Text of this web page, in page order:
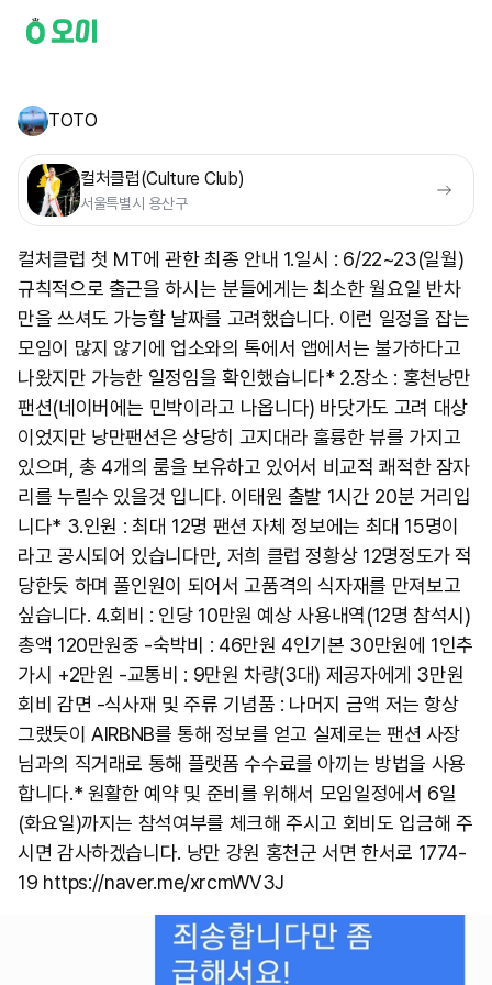
TOTO
컬처클럽(Culture Club)
서울특별시 용산구
컬처클럽 첫 MT에 관한 최종 안내 1.일시 : 6/22~23(일월)
규칙적으로 출근을 하시는 분들에게는 최소한 월요일 반차
만을 쓰셔도 가능할 날짜를 고려했습니다. 이런 일정을 잡는
모임이 많지 않기에 업소와의 톡에서 앱에서는 불가하다고
나왔지만 가능한 일정임을 확인했습니다* 2.장소 : 홍천낭만
팬션(네이버에는 민박이라고 나옵니다) 바닷가도 고려 대상
이었지만 낭만팬션은 상당히 고지대라 훌륭한 뷰를 가지고
있으며, 총 4개의 룸을 보유하고 있어서 비교적 쾌적한 잠자
리를 누릴수 있을것 입니다. 이태원 출발 1시간 20분 거리입
니다* 3.인원 : 최대 12명 팬션 자체 정보에는 최대 15명이
라고 공시되어 있습니다만, 저희 클럽 정황상 12명정도가 적
당한듯 하며 풀인원이 되어서 고품격의 식자재를 만져보고
싶습니다. 4.회비 : 인당 10만원 예상 사용내역(12명 참석시)
총액 120만원중 -숙박비 : 46만원 4인기본 30만원에 1인추
가시 +2만원 -교통비 : 9만원 차량(3대) 제공자에게 3만원
회비 감면 -식사재 및 주류 기념품 : 나머지 금액 저는 항상
그랬듯이 AIRBNB를 통해 정보를 얻고 실제로는 팬션 사장
님과의 직거래로 통해 플랫폼 수수료를 아끼는 방법을 사용
합니다.* 원활한 예약 및 준비를 위해서 모임일정에서 6일
(화요일)까지는 참석여부를 체크해 주시고 회비도 입금해 주
시면 감사하겠습니다. 낭만 강원 홍천군 서면 한서로 1774-
19 https://naver.me/xrcmWV3J